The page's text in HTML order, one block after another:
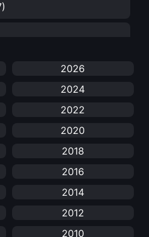
2026
2024
2022
2020
2018
2016
2014
2012
2010